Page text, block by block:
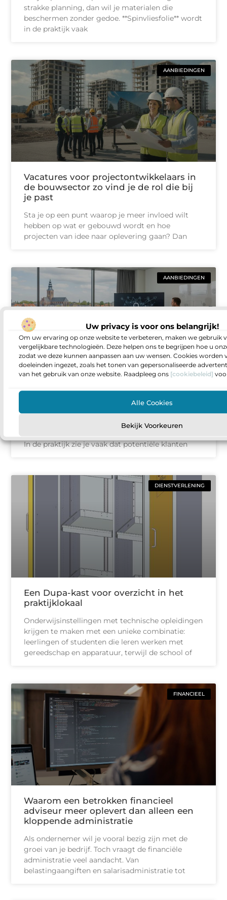
Uw privacy is voor ons belangrijk!
Om uw ervaring op onze website te verbeteren, maken we gebruik
vergelijkbare technologieën. Deze helpen ons te begrijpen hoe u
zodat we deze kunnen aanpassen aan uw wensen. Cookies worden
doeleinden ingezet, zoals het tonen van gepersonaliseerde
van het gebruik van onze website. Raadpleeg ons [cookiebeleid]
Alle Cookies
Bekijk Voorkeuren
strakke planning, dan wil je materialen die
beschermen zonder gedoe. **Spinvliesfolie** wordt
in de praktijk vaak
AANBIEDINGEN
Vacatures voor projectontwikkelaars in
de bouwsector zo vind je de rol die bij
je past
Sta je op een punt waarop je meer invloed wilt
hebben op wat er gebouwd wordt en hoe
projecten van idee naar oplevering gaan? Dan
AANBIEDINGEN
Heb je het gevoel dat je website prima is, maar
In de praktijk zie je vaak dat potentiële klanten
DIENSTVERLENING
Een Dupa-kast voor overzicht in het
praktijklokaal
Onderwijsinstellingen met technische opleidingen
krijgen te maken met een unieke combinatie:
leerlingen of studenten die leren werken met
gereedschap en apparatuur, terwijl de school of
FINANCIEEL
Waarom een betrokken financieel
adviseur meer oplevert dan alleen een
kloppende administratie
Als ondernemer wil je vooral bezig zijn met de
groei van je bedrijf. Toch vraagt de financiële
administratie veel aandacht. Van
belastingaangiften en salarisadministratie tot